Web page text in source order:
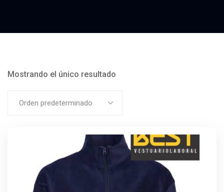
Mostrando el único resultado
Orden predeterminado